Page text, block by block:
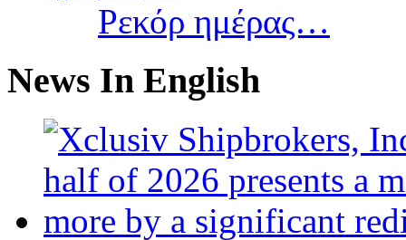
Ρεκόρ ημέρας…
News In English